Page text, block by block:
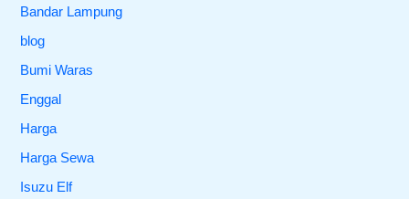
Bandar Lampung
blog
Bumi Waras
Enggal
Harga
Harga Sewa
Isuzu Elf